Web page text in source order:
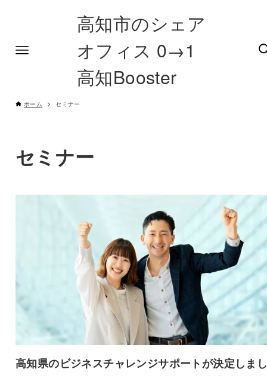
高知市のシェア
オフィス 0→1
高知Booster
ホーム セミナー
セミナー
高知県のビジネスチャレンジサポートが決定しま